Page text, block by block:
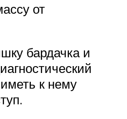
от
бардачка и
к нему